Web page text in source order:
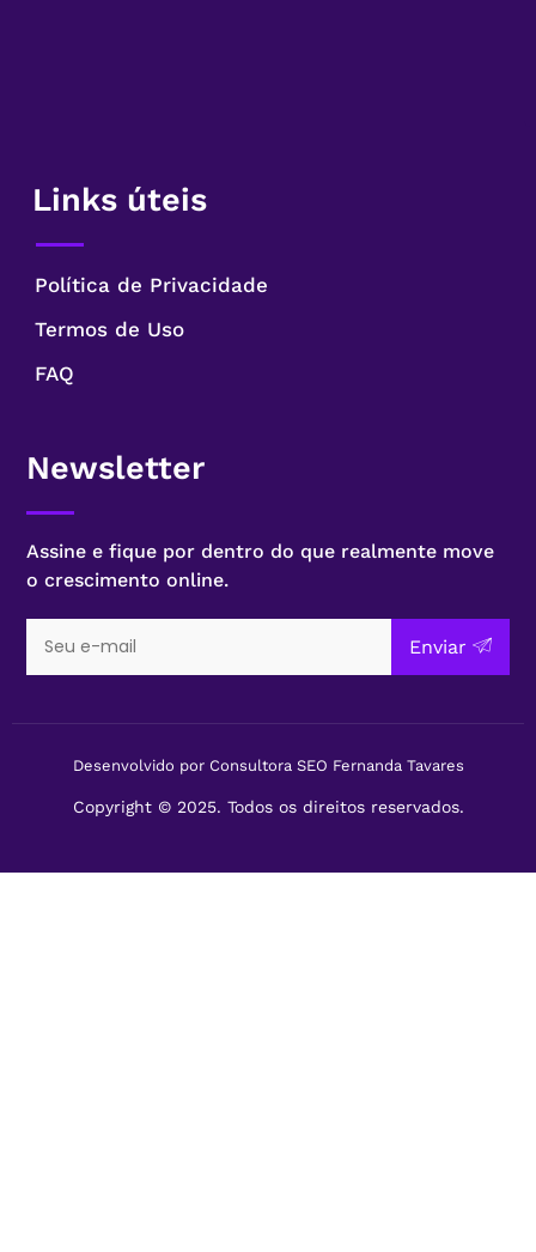
Links úteis
Política de Privacidade
Termos de Uso
FAQ
Newsletter
Assine e fique por dentro do que realmente move
o crescimento online.
Enviar
Desenvolvido por Consultora SEO Fernanda Tavares
Copyright © 2025. Todos os direitos reservados.